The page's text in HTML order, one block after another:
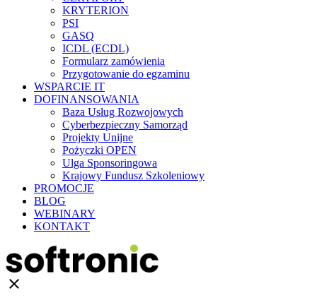
KRYTERION
PSI
GASQ
ICDL (ECDL)
Formularz zamówienia
Przygotowanie do egzaminu
WSPARCIE IT
DOFINANSOWANIA
Baza Usług Rozwojowych
Cyberbezpieczny Samorząd
Projekty Unijne
Pożyczki OPEN
Ulga Sponsoringowa
Krajowy Fundusz Szkoleniowy
PROMOCJE
BLOG
WEBINARY
KONTAKT
clear